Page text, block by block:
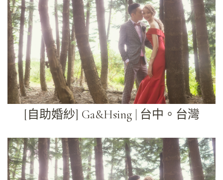
[自助婚紗] Ga&Hsing | 台中。台灣